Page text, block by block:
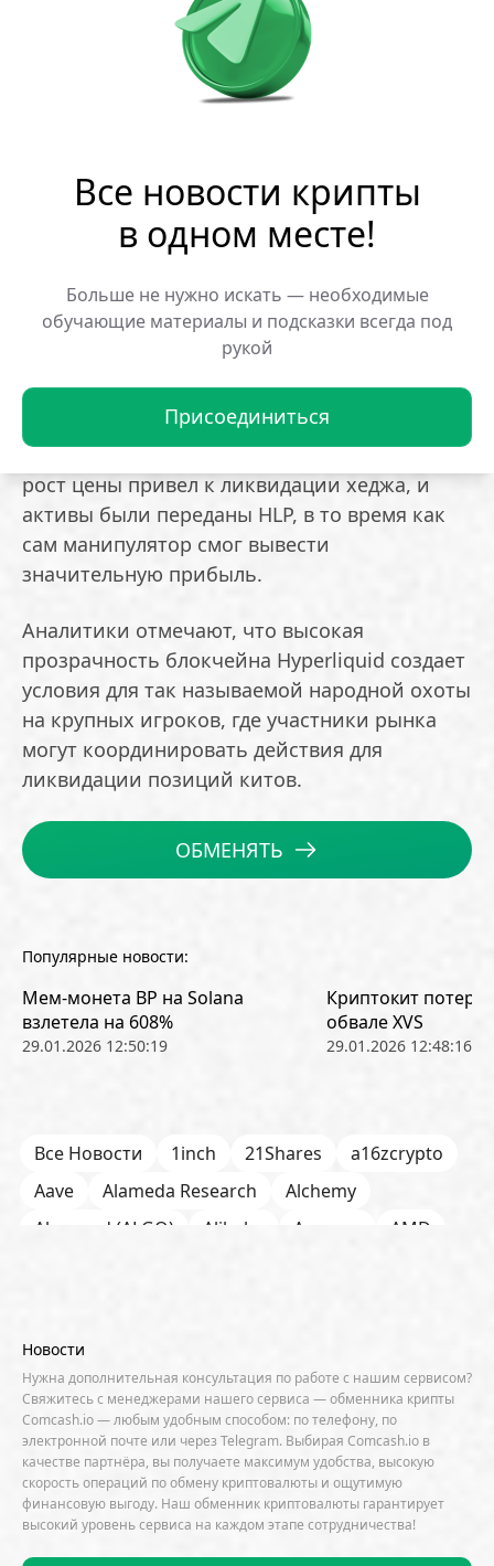
Все новости крипты
в одном месте!
Больше не нужно искать — необходимые
обучающие материалы и подсказки всегда под
рукой
Присоединиться
курс FARTCOIN стремительно обрушился. В
настоящий момент токен торгуется на
отметке около 0,19 доллара, потеряв за сутки
примерно 7 процентов своей стоимости.
Hyperliquid. Еще в марте 2025 года пул
ликвидности потерял около 4 миллионов
долларов из-за манипуляций с Ethereum.
позицию, что вызвало каскад ликвидаций.
Почти одновременно произошел схожий
инцидент с токеном JELLYJELLY. Инвестор
открыл крупные длинные позиции,
одновременно хеджируя их шортом. Резкий
рост цены привел к ликвидации хеджа, и
активы были переданы HLP, в то время как
сам манипулятор смог вывести
значительную прибыль.
Аналитики отмечают, что высокая
прозрачность блокчейна Hyperliquid создает
условия для так называемой народной охоты
на крупных игроков, где участники рынка
могут координировать действия для
ликвидации позиций китов.
ОБМЕНЯТЬ
Популярные новости:
Мем-монета BP на Solana
взлетела на 608%
29.01.2026 12:50:19
Криптокит
обвале XVS
29.01.2026 12:48:16
Все Новости 1inch 21Shares
a16zcrypto
Aave
Alameda Research
Alchemy
Algorand (ALGO)
Alibaba Amazon
AMD
Aster
Binance
BIS Bitcoin Core
Bitcoin Pizza Day
Bitfarms
Bitfinex Bitget
Bithumb
BitMEX
BitOK Bitwise BlackRock
Block
Bloomberg
BNB Chain
BNP Paribas
Börse Stuttgart
BTCFi Bullish
Bybit
Новости
Нужна дополнительная консультация по работе с нашим сервисом?
Свяжитесь с менеджерами нашего сервиса — обменника крипты
Comcash.io — любым удобным способом: по телефону, по
электронной почте или через Telegram. Выбирая Comcash.io в
качестве партнёра, вы получаете максимум удобства, высокую
скорость операций по обмену криптовалюты и ощутимую
финансовую выгоду. Наш обменник криптовалюты гарантирует
высокий уровень сервиса на каждом этапе сотрудничества!